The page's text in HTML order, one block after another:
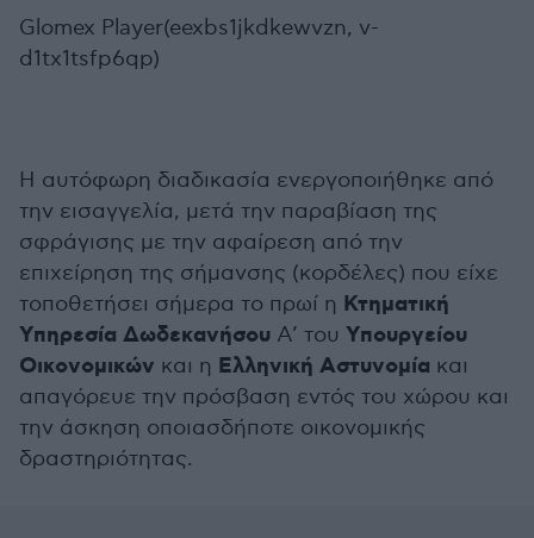
Glomex Player(eexbs1jkdkewvzn, v-
d1tx1tsfp6qp)
Η αυτόφωρη διαδικασία ενεργοποιήθηκε από
την εισαγγελία, μετά την παραβίαση της
σφράγισης με την αφαίρεση από την
επιχείρηση της σήμανσης (κορδέλες) που είχε
τοποθετήσει σήμερα το πρωί η Κτηματική
Υπηρεσία Δωδεκανήσου Α’ του Υπουργείου
Οικονομικών και η Ελληνική Αστυνομία και
απαγόρευε την πρόσβαση εντός του χώρου και
την άσκηση οποιασδήποτε οικονομικής
δραστηριότητας.